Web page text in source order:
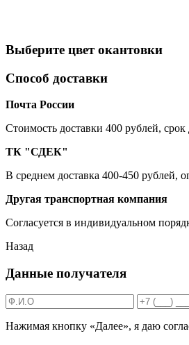
Выберите цвет окантовки
Способ доставки
Почта России
Cтоимость доставки 400 рублей,
ТК "СДЕК"
В среднем доставка 400-450 рублей,
Другая транспортная компания
Согласуется в индивидуальном
Назад
Данные получателя
Нажимая кнопку «Далее», я даю